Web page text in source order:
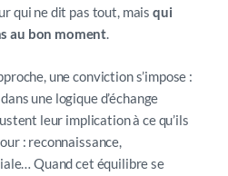
qui ne dit pas tout, mais qui
au bon moment.
une conviction s’impose :
une logique d’échange
leur implication à ce qu’ils
: reconnaissance,
Quand cet équilibre se